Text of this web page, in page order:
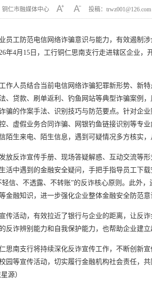
铜仁市融媒体中心 投稿：trwz001@126.com
员工防范电信网络诈骗意识与能力，有效遏制
年4月15日，工行铜仁思南支行走进辖区企业，
作人员结合当前电信网络诈骗犯罪新形势、新
、贷款、刷单返利、钓鱼网站等典型诈骗案例
骗的作案手法、识别技巧与防范要点。针对企
、虚假业务合同诈骗、网银钓鱼链接识别等专
陌生来电、陌生信息，遇到可疑情况多方核实，
放反诈宣传手册、现场答疑解惑、互动交流等
活中遇到的金融安全疑问，手把手指导员工下
信、不透露、不转账”的反诈核心原则。此外
金融知识，进一步强化企业整体金融安全防范意
传活动，有效拉近了银行与企业的距离，让反
反诈辨别能力和自我保护能力，也帮助企业建立
思南支行将持续深化反诈宣传工作，不断创新
园等宣传活动，切实履行金融机构社会责任，
源）